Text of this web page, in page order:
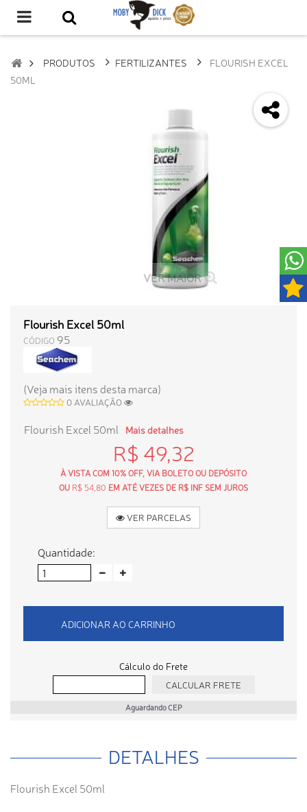
PRODUTOS FERTILIZANTES
FLOURISH EXCEL
50ML
VER MAIOR
Flourish Excel 50ml
CÓDIGO 95
(Veja mais itens desta marca)
0 AVALIAÇÃO
Flourish Excel 50ml Mais detalhes
R$ 49,32
À VISTA COM 10% OFF, VIA BOLETO OU DEPÓSITO
OU R$ 54,80 EM ATÉ VEZES DE R$ INF SEM JUROS
VER PARCELAS
Quantidade:
ADICIONAR AO CARRINHO
Cálculo do Frete
Aguardando CEP
DETALHES
Flourish Excel 50ml